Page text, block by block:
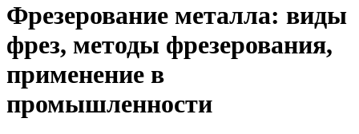
Фрезерование металла: виды
фрез, методы фрезерования,
применение в
промышленности